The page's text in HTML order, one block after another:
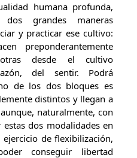
humana profunda,
grandes maneras
y practicar ese cultivo:
preponderantemente
desde el cultivo
del sentir. Podrá
de los dos bloques es
distintos y llegan a
naturalmente, con
dos modalidades en
de flexibilización,
conseguir libertad